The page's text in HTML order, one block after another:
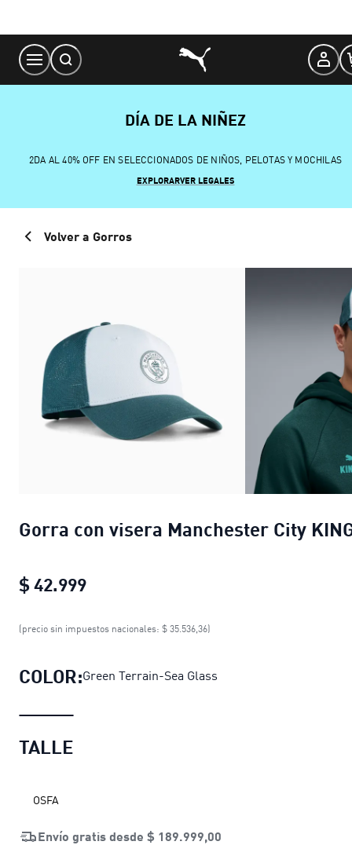
Content
DÍA DE LA NIÑEZ
2DA AL 40% OFF EN SELECCIONADOS DE NIÑOS, PELOTAS Y MOCHILAS
EXPLORARVER LEGALES
Volver a Gorros
Gorra con visera Manchester City
$ 42.999
Gorra con visera Manchester City
(precio sin impuestos nacionales: $ 35.536,36)
COLOR:Green Terrain-Sea Glass
TALLE
OSFA
Envío gratis desde $ 189.999,00